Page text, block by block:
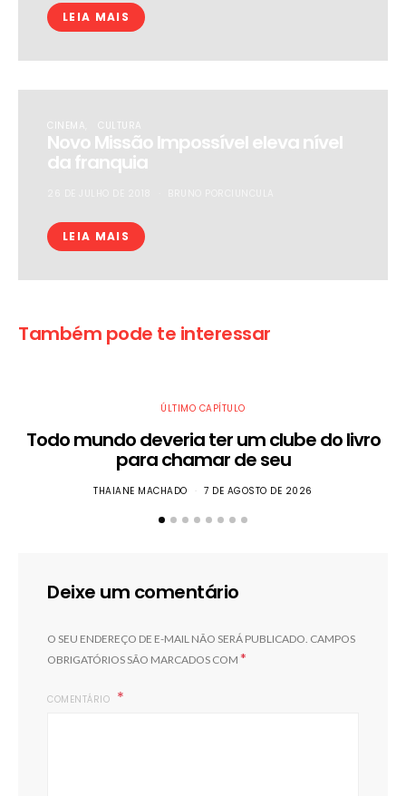
LEIA MAIS
CINEMA CULTURA
Novo Missão Impossível eleva nível
da franquia
LEIA MAIS
Também pode te interessar
ÚLTIMO CAPÍTULO
Todo mundo deveria ter um clube do livro
para chamar de seu
THAIANE MACHADO 7 DE AGOSTO DE 2026
Deixe um comentário
O SEU ENDEREÇO DE E-MAIL NÃO SERÁ PUBLICADO. CAMPOS
OBRIGATÓRIOS SÃO MARCADOS COM *
COMENTÁRIO